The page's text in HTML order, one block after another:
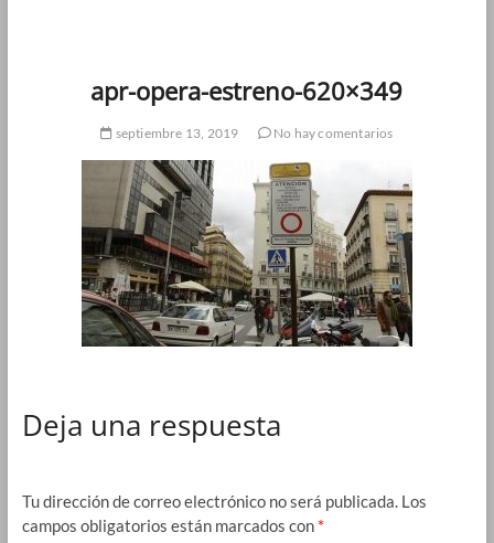
apr-opera-estreno-620×349
septiembre 13, 2019 No hay comentarios
Deja una respuesta
Tu dirección de correo electrónico no será publicada. Los
campos obligatorios están marcados con *